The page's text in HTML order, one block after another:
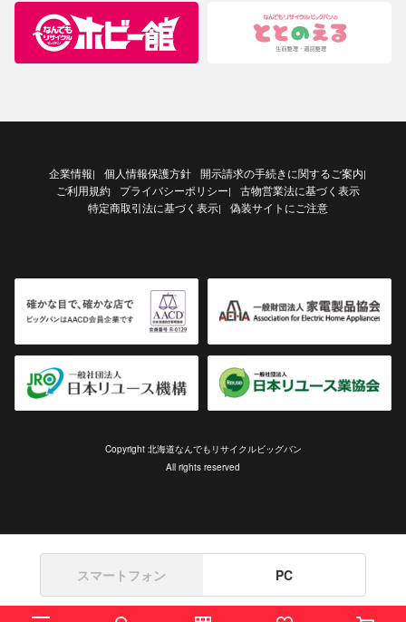
企業情報| 個人情報保護方針 開示請求の手続きに関するご案内|
ご利用規約 プライバシーポリシー|
古物営業法に基づく表示
特定商取引法に基づく表示| 偽装サイトにご注意
Copyright 北海道なんでもリサイクルビッグバン
All rights reserved
スマートフォン PC